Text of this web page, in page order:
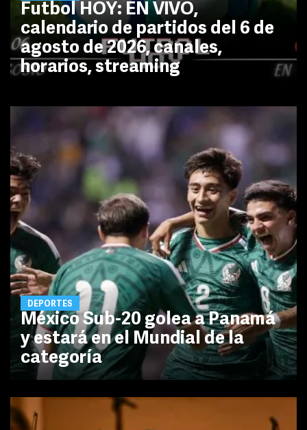
Futbol HOY: EN VIVO,
calendario de partidos del 6 de
agosto de 2026, canales,
horarios, streaming
DEPORTES
México Sub-20 golea a Panamá
y estará en el Mundial de la
categoría